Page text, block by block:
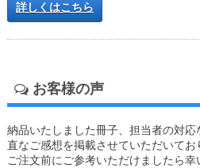
詳しくはこちら
お客様の声
納品いたしました冊子、担当者の対
直なご感想を掲載させていただいてお
ご注文前にご参考いただけましたら幸